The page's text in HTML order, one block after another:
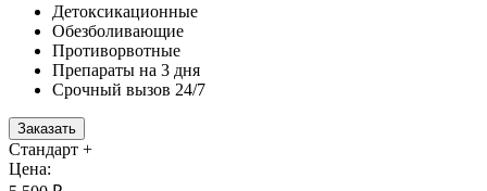
Детоксикационные
Обезболивающие
Противорвотные
Препараты на 3 дня
Срочный вызов 24/7
Заказать
Стандарт +
Цена: